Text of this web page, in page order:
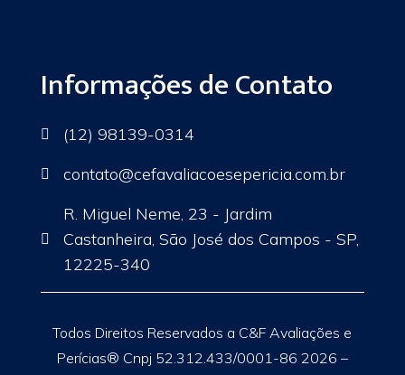
Informações de Contato
 (12) 98139-0314
 contato@cefavaliacoesepericia.com.br

R. Miguel Neme, 23 - Jardim
Castanheira, São José dos Campos - SP,
12225-340
Todos Direitos Reservados a C&F Avaliações e
Perícias® Cnpj 52.312.433/0001-86 2026 –